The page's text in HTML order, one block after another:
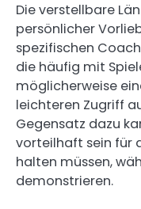
Die verstellbare
persönlicher
spezifischen
die häufig mit
möglicherweise
leichteren Zugriff
Gegensatz dazu
vorteilhaft sein für
halten müssen,
demonstrieren.